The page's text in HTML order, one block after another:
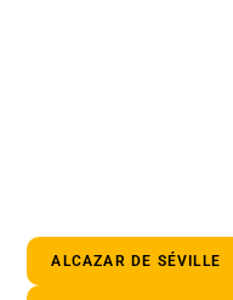
ALCAZAR DE SÉVILLE